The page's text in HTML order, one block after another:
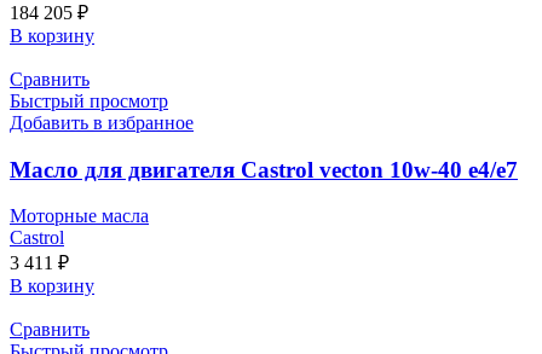
184 205 ₽
В корзину
Сравнить
Быстрый просмотр
Добавить в избранное
Масло для двигателя Castrol vecton 10w-40 e4/e7
Моторные масла
Castrol
3 411 ₽
В корзину
Сравнить